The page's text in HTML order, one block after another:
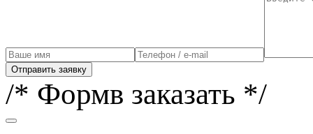
Отправить заявку
/* Формв заказать */